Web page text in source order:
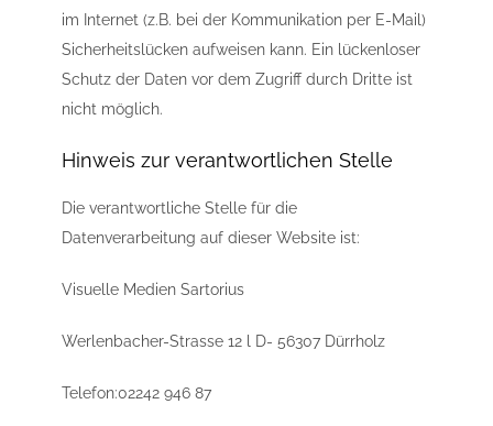
im Internet (z.B. bei der Kommunikation per E-Mail)
Sicherheitslücken aufweisen kann. Ein lückenloser
Schutz der Daten vor dem Zugriff durch Dritte ist
nicht möglich.
Hinweis zur verantwortlichen Stelle
Die verantwortliche Stelle für die
Datenverarbeitung auf dieser Website ist:
Visuelle Medien Sartorius
Werlenbacher-Strasse 12 l D- 56307 Dürrholz
Telefon:02242 946 87